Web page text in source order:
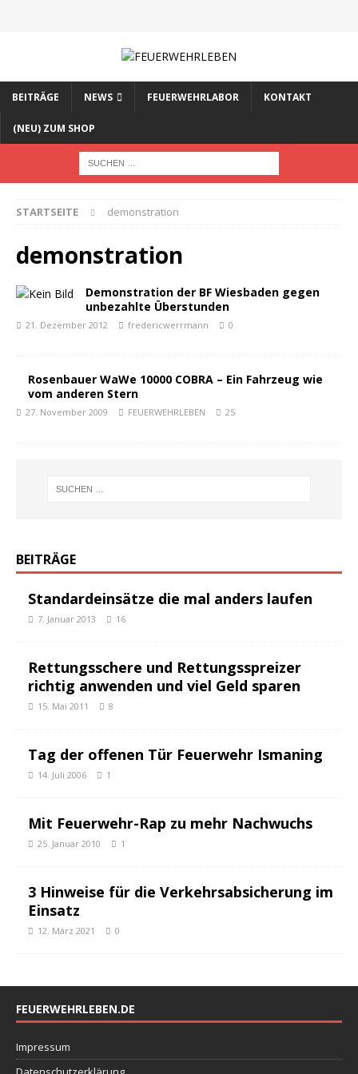
BEITRÄGE NEWS FEUERWEHRLABOR KONTAKT
(NEU) ZUM SHOP
STARTSEITE demonstration
demonstration
Demonstration der BF Wiesbaden gegen
unbezahlte Überstunden
21. Dezember 2012 fredericwerrmann 0
Rosenbauer WaWe 10000 COBRA – Ein Fahrzeug wie
vom anderen Stern
27. November 2009 FEUERWEHRLEBEN 25
BEITRÄGE
Standardeinsätze die mal anders laufen
7. Januar 2013 16
Rettungsschere und Rettungsspreizer
richtig anwenden und viel Geld sparen
15. Mai 2011 8
Tag der offenen Tür Feuerwehr Ismaning
14. Juli 2006 1
Mit Feuerwehr-Rap zu mehr Nachwuchs
25. Januar 2010 1
3 Hinweise für die Verkehrsabsicherung im
Einsatz
12. März 2021 0
FEUERWEHRLEBEN.DE
Impressum